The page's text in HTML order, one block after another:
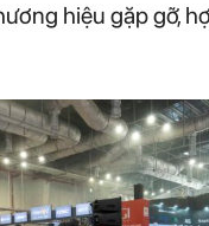
hiệu gặp gỡ,